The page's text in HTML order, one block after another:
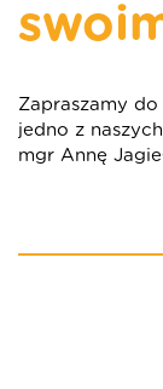
Zapraszamy
jedno z
mgr Annę